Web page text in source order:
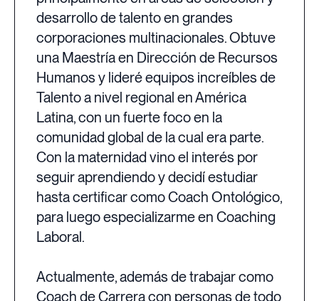
desarrollo de talento en grandes
corporaciones multinacionales. Obtuve
una Maestría en Dirección de Recursos
Humanos y lideré equipos increíbles de
Talento a nivel regional en América
Latina, con un fuerte foco en la
comunidad global de la cual era parte.
Con la maternidad vino el interés por
seguir aprendiendo y decidí estudiar
hasta certificar como Coach Ontológico,
para luego especializarme en Coaching
Laboral.
Actualmente, además de trabajar como
Coach de Carrera con personas de todo